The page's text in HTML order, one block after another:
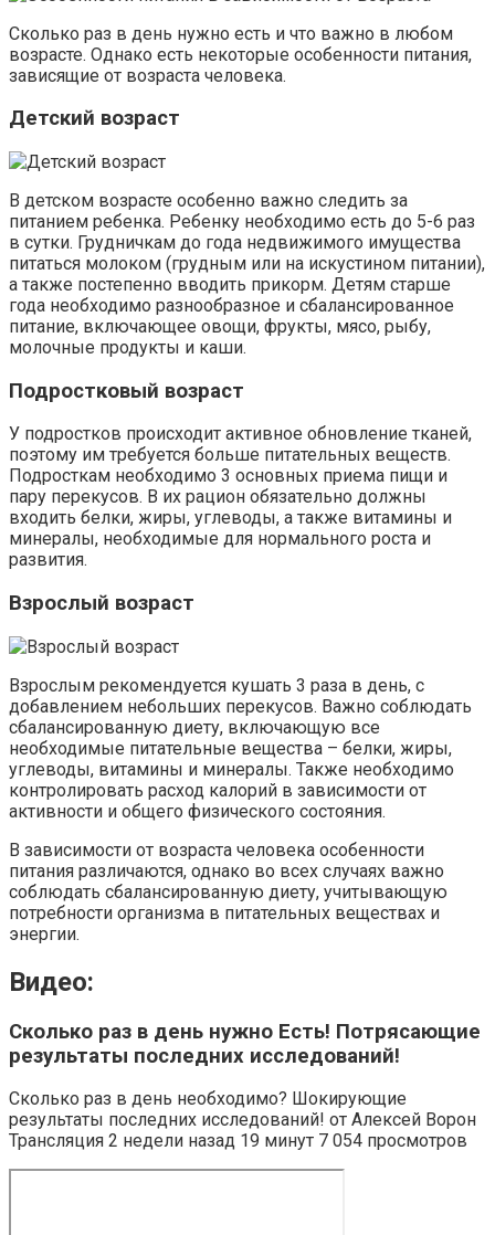
Сколько раз в день нужно есть и что важно в любом
возрасте. Однако есть некоторые особенности питания,
зависящие от возраста человека.
Детский возраст
В детском возрасте особенно важно следить за
питанием ребенка. Ребенку необходимо есть до 5-6 раз
в сутки. Грудничкам до года недвижимого имущества
питаться молоком (грудным или на искустином питании),
а также постепенно вводить прикорм. Детям старше
года необходимо разнообразное и сбалансированное
питание, включающее овощи, фрукты, мясо, рыбу,
молочные продукты и каши.
Подростковый возраст
У подростков происходит активное обновление тканей,
поэтому им требуется больше питательных веществ.
Подросткам необходимо 3 основных приема пищи и
пару перекусов. В их рацион обязательно должны
входить белки, жиры, углеводы, а также витамины и
минералы, необходимые для нормального роста и
развития.
Взрослый возраст
Взрослым рекомендуется кушать 3 раза в день, с
добавлением небольших перекусов. Важно соблюдать
сбалансированную диету, включающую все
необходимые питательные вещества – белки, жиры,
углеводы, витамины и минералы. Также необходимо
контролировать расход калорий в зависимости от
активности и общего физического состояния.
В зависимости от возраста человека особенности
питания различаются, однако во всех случаях важно
соблюдать сбалансированную диету, учитывающую
потребности организма в питательных веществах и
энергии.
Видео:
Сколько раз в день нужно Есть! Потрясающие
результаты последних исследований!
Сколько раз в день необходимо? Шокирующие
результаты последних исследований! от Алексей Ворон
Трансляция 2 недели назад 19 минут 7 054 просмотров